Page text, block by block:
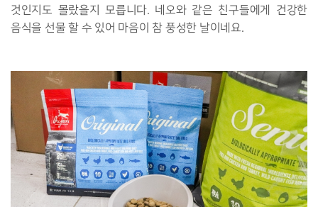
것인지도 몰랐을지 모릅니다. 네오와 같은 친구들에게 건강한
음식을 선물 할 수 있어 마음이 참 풍성한 날이네요.